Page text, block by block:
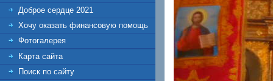
Доброе сердце 2021
Хочу оказать финансовую помощь
Фотогалерея
Карта сайта
Поиск по сайту